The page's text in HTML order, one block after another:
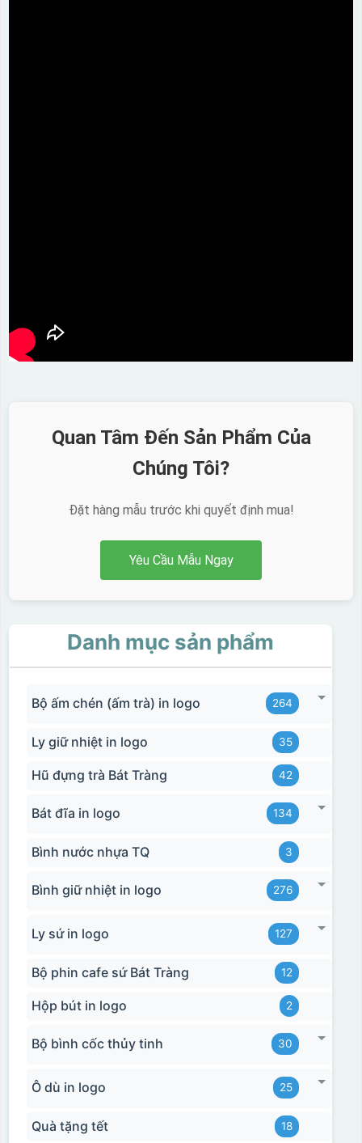
Hộp xi 2 cốc
Quan Tâm Đến Sản Phẩm Của
Chúng Tôi?
Đặt hàng mẫu trước khi quyết định mua!
Yêu Cầu Mẫu Ngay
Danh mục sản phẩm
Bộ ấm chén (ấm trà) in logo 264
Ly giữ nhiệt in logo 35
Hũ đựng trà Bát Tràng 42
Bát đĩa in logo 134
Bình nước nhựa TQ 3
Bình giữ nhiệt in logo 276
Ly sứ in logo 127
Bộ phin cafe sứ Bát Tràng 12
Hộp bút in logo 2
Bộ bình cốc thủy tinh 30
Ô dù in logo 25
Quà tặng tết 18